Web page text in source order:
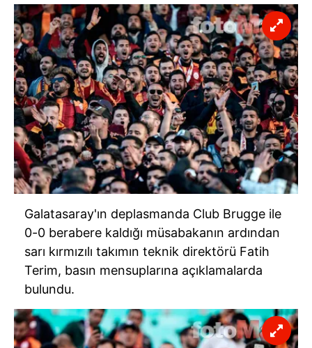
Galatasaray'ın deplasmanda Club Brugge ile
0-0 berabere kaldığı müsabakanın ardından
sarı kırmızılı takımın teknik direktörü Fatih
Terim, basın mensuplarına açıklamalarda
bulundu.